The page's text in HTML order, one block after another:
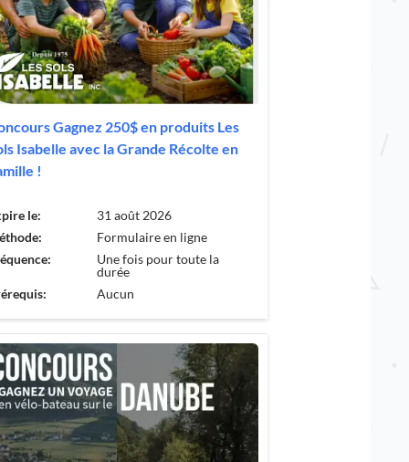
Gagnez 250$ en produits Les
Isabelle avec la Grande Récolte en
!
le:
31 août 2026
Formulaire en ligne
Une fois pour toute la
durée
Aucun